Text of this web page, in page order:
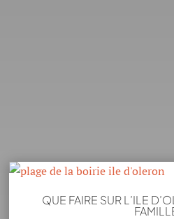
QUE FAIRE SUR L’ILE